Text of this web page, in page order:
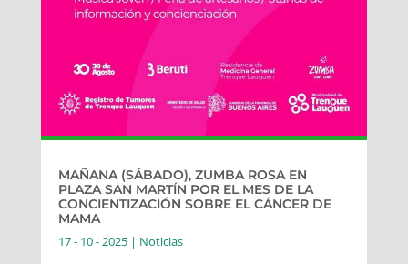
MAÑANA (SÁBADO), ZUMBA ROSA EN
PLAZA SAN MARTÍN POR EL MES DE LA
CONCIENTIZACIÓN SOBRE EL CÁNCER DE
MAMA
17 - 10 - 2025| Noticias